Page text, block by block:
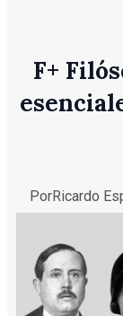
F+
PorRicardo